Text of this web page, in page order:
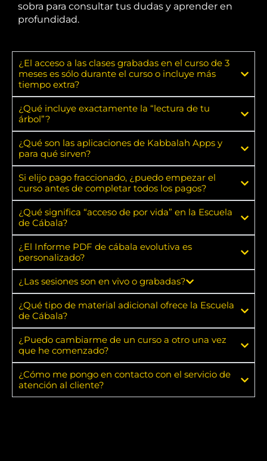
sobra para consultar tus dudas y aprender en
profundidad.
¿El acceso a las clases grabadas en el curso de 3
meses es sólo durante el curso o incluye más
tiempo extra?
¿Qué incluye exactamente la “lectura de tu
árbol”?
¿Qué son las aplicaciones de Kabbalah Apps y
para qué sirven?
Si elijo pago fraccionado, ¿puedo empezar el
curso antes de completar todos los pagos?
¿Qué significa “acceso de por vida” en la Escuela
de Cábala?
¿El Informe PDF de cábala evolutiva es
personalizado?
¿Las sesiones son en vivo o grabadas?
¿Qué tipo de material adicional ofrece la Escuela
de Cábala?
¿Puedo cambiarme de un curso a otro una vez
que he comenzado?
¿Cómo me pongo en contacto con el servicio de
atención al cliente?